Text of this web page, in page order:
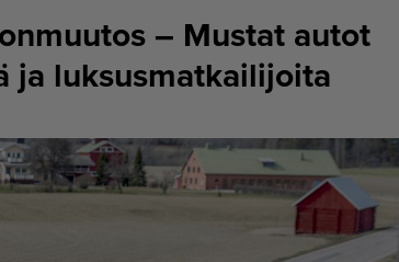
– Mustat autot
ja luksusmatkailijoita